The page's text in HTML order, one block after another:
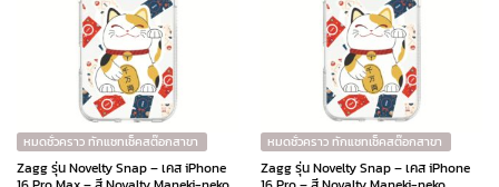
หมดชั่วคราว ทักแชทเช็คสต๊อกสาขา
Zagg รุ่น Novelty Snap – เคส iPhone
หมดชั่วคราว ทักแชทเช็คสต๊อกสาขา
Zagg รุ่น Novelty Snap – เคส iPhone